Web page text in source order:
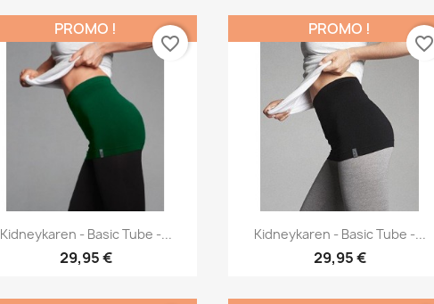
Aperçu rapide
Kidneykaren - Basic Tube -...
29,95 €
PROMO !
favorite_border
Aperçu rapide
Kidneykaren - Basic Tube -...
29,95 €
PROMO !
favorite_border